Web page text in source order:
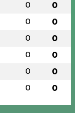
0 0
0 0
0 0
0 0
0 0
0 0